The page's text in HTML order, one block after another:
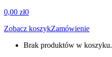
0,00 zł0
Zobacz koszykZamówienie
Brak produktów w koszyku.